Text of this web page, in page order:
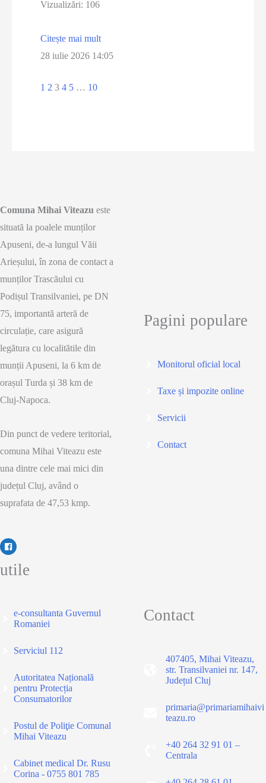
Vizualizări: 106
Citește mai mult
28 iulie 2026 14:05
1 2 3 4 5 … 10
Comuna Mihai Viteazu este
situată la poalele munților
Apuseni, de-a lungul Văii
Arieșului, în zona de contact a
munților Trascăului cu
Podișul Transilvaniei, pe DN
75, importantă arteră de
circulație, care asigură
legătura cu localitătile din
munții Apuseni, la 6 km de
orașul Turda și 38 km de
Cluj-Napoca.
Din punct de vedere teritorial,
comuna Mihai Viteazu este
una dintre cele mai mici din
județul Cluj, având o
suprafata de 47,53 kmp.
Pagini populare
Monitorul oficial local
Taxe și impozite online
Servicii
Contact
utile
e-consultanta Guvernul
Romaniei
Serviciul 112
Autoritatea Națională
pentru Protecția
Consumatorilor
Postul de Poliţie Comunal
Mihai Viteazu
Cabinet medical Dr. Rusu
Corina - 0755 801 785
Contact
407405, Mihai Viteazu,
str. Transilvaniei nr. 147,
Județul Cluj
primaria@primariamihaivi
teazu.ro
+40 264 32 91 01 –
Centrala